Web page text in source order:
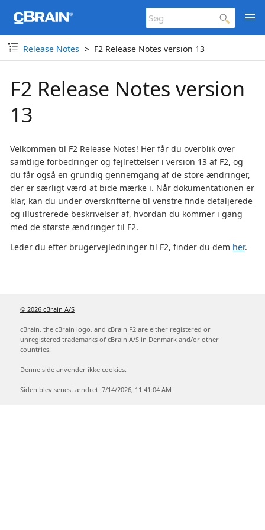
Release Notes F2 Release Notes version 13
F2 Release Notes version
13
Velkommen til F2 Release Notes! Her får du overblik over
samtlige forbedringer og fejlrettelser i version 13 af F2, og
du får også en grundig gennemgang af de store ændringer,
der er særligt værd at bide mærke i. Når dokumentationen er
klar, kan du under overskrifterne til venstre finde detaljerede
og illustrerede beskrivelser af, hvordan du kommer i gang
med de største ændringer til F2.
Leder du efter brugervejledninger til F2, finder du dem her.
© 2026 cBrain A/S
cBrain, the cBrain logo, and cBrain F2 are either registered or
unregistered trademarks of cBrain A/S in Denmark and/or other
countries.
Denne side anvender ikke cookies.
Siden blev senest ændret: 7/14/2026, 11:41:04 AM